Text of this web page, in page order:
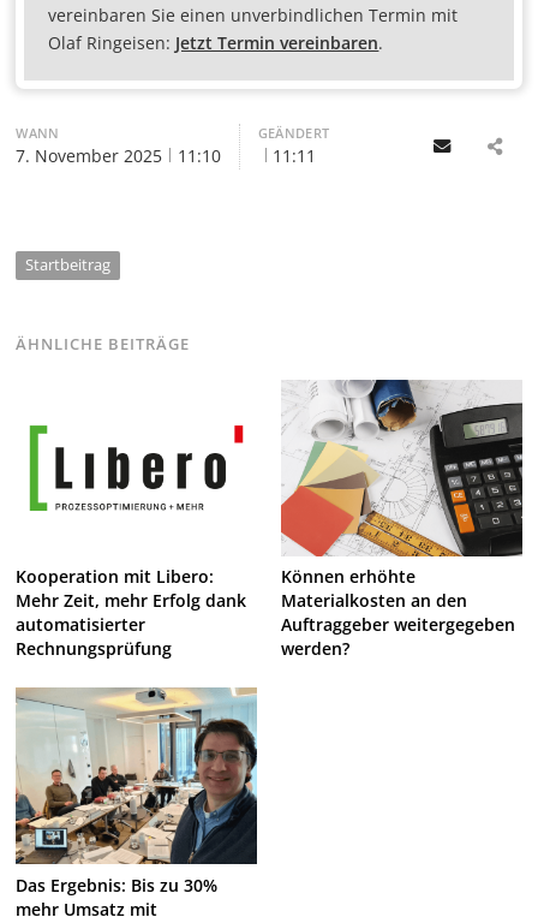
vereinbaren Sie einen unverbindlichen Termin mit
Olaf Ringeisen: Jetzt Termin vereinbaren.
WANN
7. November 2025 11:10
GEÄNDERT
11:11 Email
Startbeitrag
ÄHNLICHE BEITRÄGE
Kooperation mit Libero:
Mehr Zeit, mehr Erfolg dank
automatisierter
Rechnungsprüfung
Können erhöhte
Materialkosten an den
Auftraggeber weitergegeben
werden?
Das Ergebnis: Bis zu 30%
mehr Umsatz mit